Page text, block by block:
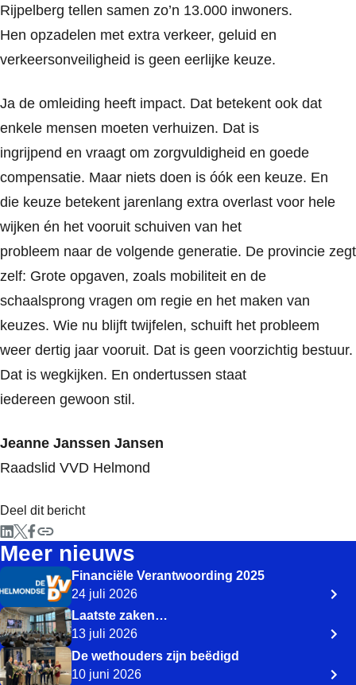
Rijpelberg tellen samen zo’n 13.000 inwoners.
Hen opzadelen met extra verkeer, geluid en
verkeersonveiligheid is geen eerlijke keuze.
Ja de omleiding heeft impact. Dat betekent ook dat
enkele mensen moeten verhuizen. Dat is
ingrijpend en vraagt om zorgvuldigheid en goede
compensatie. Maar niets doen is óók een keuze. En
die keuze betekent jarenlang extra overlast voor hele
wijken én het vooruit schuiven van het
probleem naar de volgende generatie. De provincie zegt
zelf: Grote opgaven, zoals mobiliteit en de
schaalsprong vragen om regie en het maken van
keuzes. Wie nu blijft twijfelen, schuift het probleem
weer dertig jaar vooruit. Dat is geen voorzichtig bestuur.
Dat is wegkijken. En ondertussen staat
iedereen gewoon stil.
Jeanne Janssen Jansen
Raadslid VVD Helmond
Deel dit bericht
Meer nieuws
Financiële Verantwoording 2025
24 juli 2026
Laatste zaken…
13 juli 2026
De wethouders zijn beëdigd
10 juni 2026